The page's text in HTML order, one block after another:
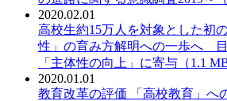
2020.02.01
PDF：
高校生約15万人を対象とした初
性」の育み方解明への一歩へ
「主体性の向上」に寄与（1.1 MB
2020.01.01
PDF：
教育改革の評価 「高校教育」へ